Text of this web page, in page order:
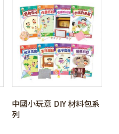
中國小玩意 DIY 材料包系
列